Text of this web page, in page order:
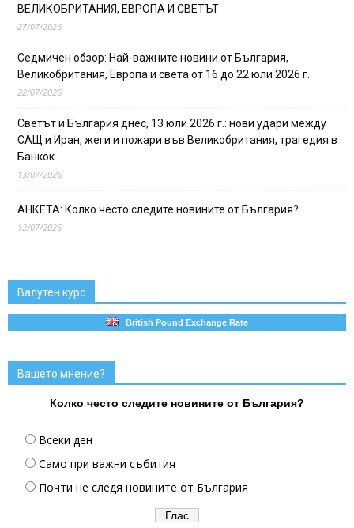
ВЕЛИКОБРИТАНИЯ, ЕВРОПА И СВЕТЪТ
27/07/2026
Седмичен обзор: Най-важните новини от България,
Великобритания, Европа и света от 16 до 22 юли 2026 г.
22/07/2026
Светът и България днес, 13 юли 2026 г.: нови удари между
САЩ и Иран, жеги и пожари във Великобритания, трагедия в
Банкок
13/07/2026
АНКЕТА: Колко често следите новините от България?
12/07/2026
Валутен курс
British Pound Exchange Rate
Вашето мнение?
Колко често следите новините от България?
Всеки ден
Само при важни събития
Почти не следя новините от България